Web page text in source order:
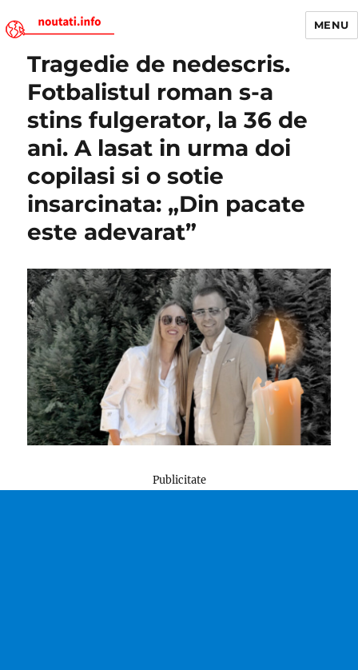
Noutati.Info
MENU
Tragedie de nedescris.
Fotbalistul roman s-a
stins fulgerator, la 36 de
ani. A lasat in urma doi
copilasi si o sotie
insarcinata: „Din pacate
este adevarat”
Publicitate